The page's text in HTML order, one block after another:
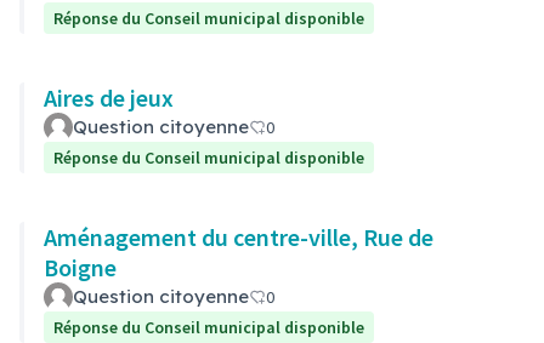
Réponse du Conseil municipal disponible
Aires de jeux
Question citoyenne
0
Réponse du Conseil municipal disponible
Aménagement du centre-ville, Rue de
Boigne
Question citoyenne
0
Réponse du Conseil municipal disponible